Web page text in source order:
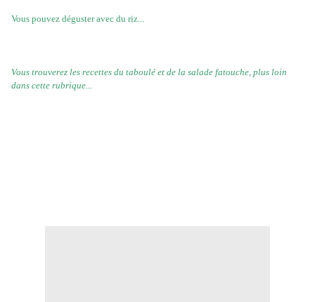
Vous pouvez déguster avec du riz...
Vous trouverez les recettes du taboulé et de la salade fatouche, plus loin
dans cette rubrique...